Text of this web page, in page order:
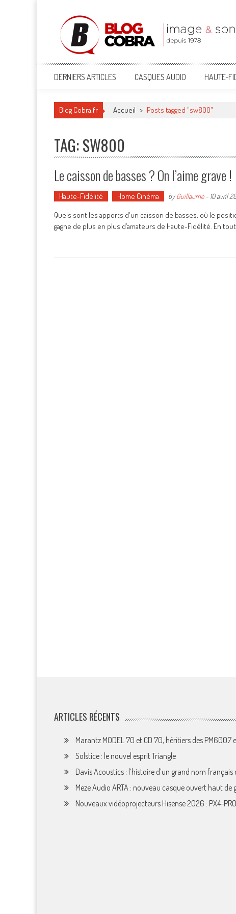
Blog Cobra
Toute l'actu Image & Son !
DERNIERS ARTICLES CASQUES AUDIO HAUTE-
Blog Cobra.fr Accueil > Posts tagged "sw800"
TAG: SW800
Le caisson de basses ? On l’aime grave !
Haute-Fidélité Home Cinéma byGuillaume- 10 avril
Quels sont les apports d'un caisson de basses, où le
gagne de plus en plus d’amateurs de Haute-Fidélité. En
ARTICLES RÉCENTS
Marantz MODEL 70 et CD 70, héritiers des PM6007
Solstice : le nouvel esprit Triangle
Davis Acoustics : l’histoire d’un grand nom français
Meze Audio ARTA : nouveau casque ouvert haut
Nouveaux vidéoprojecteurs Hisense 2026 : PX4-